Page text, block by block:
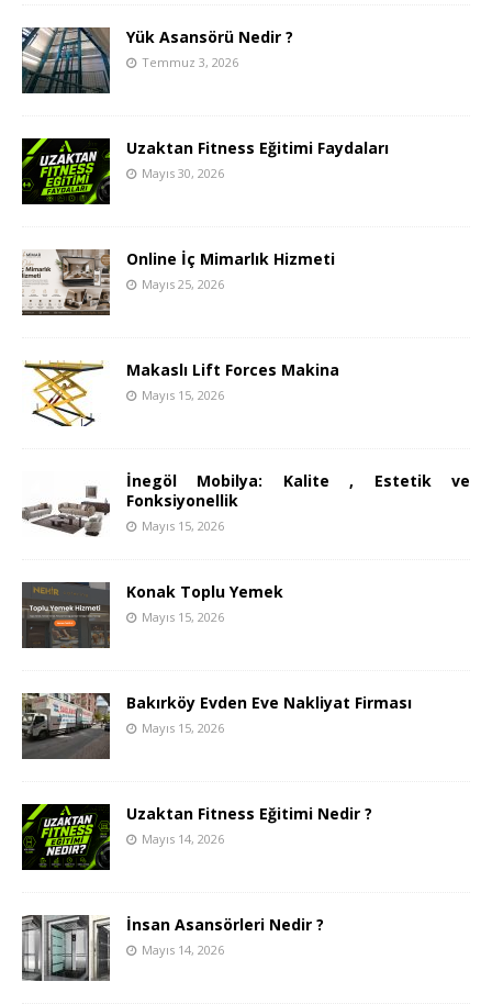
Yük Asansörü Nedir ?
Temmuz 3, 2026
Uzaktan Fitness Eğitimi Faydaları
Mayıs 30, 2026
Online İç Mimarlık Hizmeti
Mayıs 25, 2026
Makaslı Lift Forces Makina
Mayıs 15, 2026
İnegöl Mobilya: Kalite , Estetik ve
Fonksiyonellik
Mayıs 15, 2026
Konak Toplu Yemek
Mayıs 15, 2026
Bakırköy Evden Eve Nakliyat Firması
Mayıs 15, 2026
Uzaktan Fitness Eğitimi Nedir ?
Mayıs 14, 2026
İnsan Asansörleri Nedir ?
Mayıs 14, 2026